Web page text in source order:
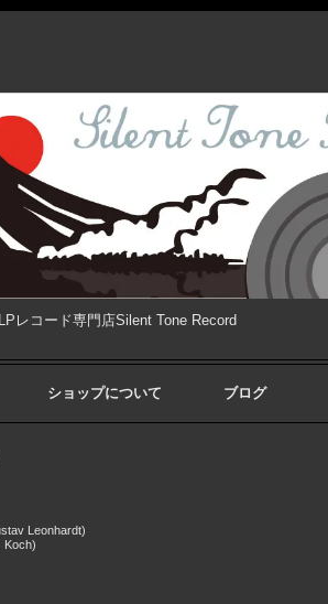
レコード専門店Silent Tone Record
ショップについて ブログ
Leonhardt)
Koch)